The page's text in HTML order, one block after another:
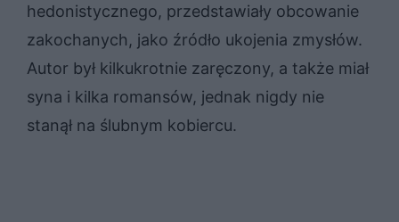
hedonistycznego, przedstawiały obcowanie
zakochanych, jako źródło ukojenia zmysłów.
Autor był kilkukrotnie zaręczony, a także miał
syna i kilka romansów, jednak nigdy nie
stanął na ślubnym kobiercu.